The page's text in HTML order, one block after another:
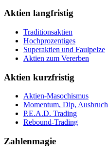
Aktien langfristig
Traditionsaktien
Hochprozentiges
Superaktien und Faulpelze
Aktien zum Vererben
Aktien kurzfristig
Aktien-Masochismus
Momentum, Dip, Ausbruch
P.E.A.D. Trading
Rebound-Trading
Zahlenmagie